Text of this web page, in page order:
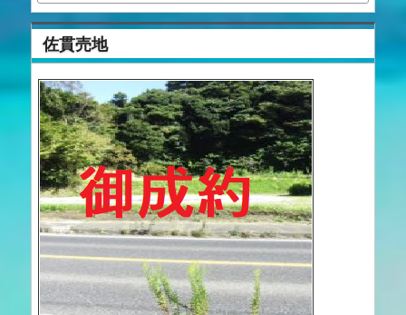
佐貫売地